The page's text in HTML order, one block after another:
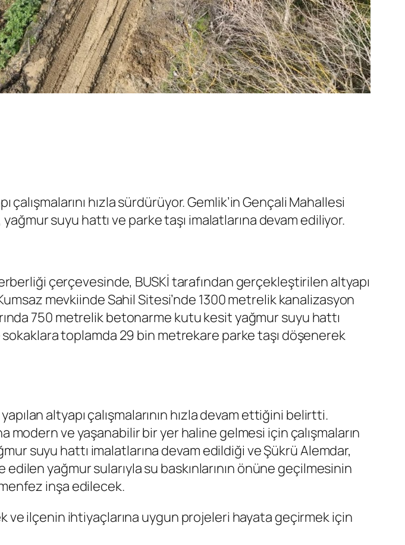
hızla sürdürüyor. Gemlik’in Gençali Mahallesi
suyu hattı ve parke taşı imalatlarına devam ediliyor.
çerçevesinde, BUSKİ tarafından gerçekleştirilen altyapı
mevkiinde Sahil Sitesi’nde 1300 metrelik kanalizasyon
750 metrelik betonarme kutu kesit yağmur suyu hattı
sokaklara toplamda 29 bin metrekare parke taşı döşenerek
altyapı çalışmalarının hızla devam ettiğini belirtti.
modern ve yaşanabilir bir yer haline gelmesi için çalışmaların
suyu hattı imalatlarına devam edildiği ve Şükrü Alemdar,
yağmur sularıyla su baskınlarının önüne geçilmesinin
inşa edilecek.
ve ilçenin ihtiyaçlarına uygun projeleri hayata geçirmek için